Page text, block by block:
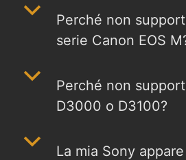
b
Perché non
serie Canon EOS
b
Perché non
D3000 o D3100?
b
La mia Sony